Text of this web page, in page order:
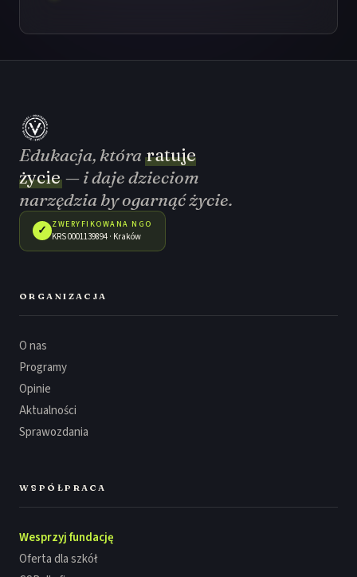
Edukacja, która ratuje
życie — i daje dzieciom
narzędzia by ogarnąć życie.
✓ ZWERYFIKOWANA NGO
KRS 0001139894 · Kraków
ORGANIZACJA
O nas
Programy
Opinie
Aktualności
Sprawozdania
WSPÓŁPRACA
Wesprzyj fundację
Oferta dla szkół